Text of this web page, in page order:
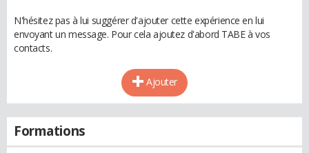
N'hésitez pas à lui suggérer d'ajouter cette expérience en lui
envoyant un message. Pour cela ajoutez d'abord TABE à vos
contacts.
Ajouter
Formations